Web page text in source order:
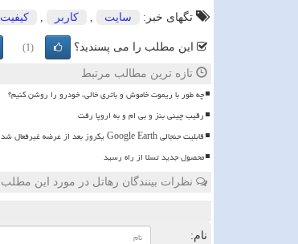
تگهای خبر: سایت كاربر كیفیت
این مطلب را می پسندید؟ (1)
تازه ترین مطالب مرتبط
چه طور با ریموت خاموش و باتری خالی، خودرو را روشن کنیم؟
رقیب چینی بنز و بی ام و به اروپا رفت
قابلیت جنجالی Google Earth یکروز بعد از عرضه غیرفعال شد
محصول جدید تسلا از راه رسید
نظرات بینندگان رهاتل در مورد این مطلب
نام: